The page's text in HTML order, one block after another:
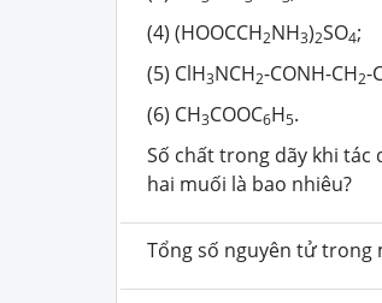
(4) (HOOCCH2NH3)2SO4;
(5) ClH3NCH2-CONH-CH2-
(6) CH3COOC6H5.
Số chất trong dãy khi
hai muối là bao nhiêu?
Tổng số nguyên tử